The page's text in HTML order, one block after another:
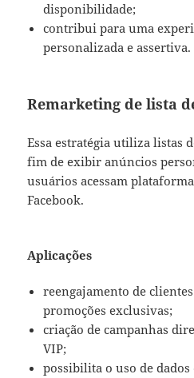
disponibilidade;
contribui para uma
personalizada e assertiva.
Remarketing de lista
Essa estratégia utiliza listas
fim de exibir anúncios
usuários acessam
Facebook.
Aplicações
reengajamento de
promoções exclusivas;
criação de campanhas
VIP;
possibilita o uso de